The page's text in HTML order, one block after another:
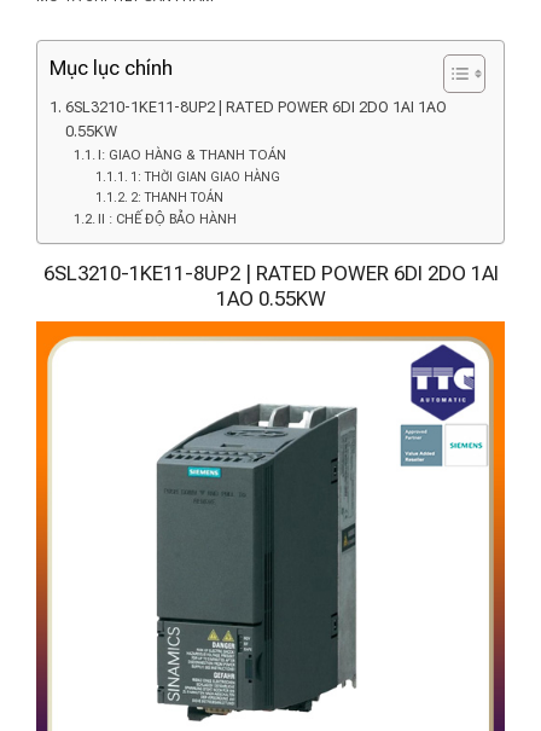
Mục lục chính
6SL3210-1KE11-8UP2 | RATED POWER 6DI 2DO 1AI 1AO
0.55KW
I: GIAO HÀNG & THANH TOÁN
1: THỜI GIAN GIAO HÀNG
2: THANH TOÁN
II : CHẾ ĐỘ BẢO HÀNH
6SL3210-1KE11-8UP2 | RATED POWER 6DI 2DO 1AI
1AO 0.55KW